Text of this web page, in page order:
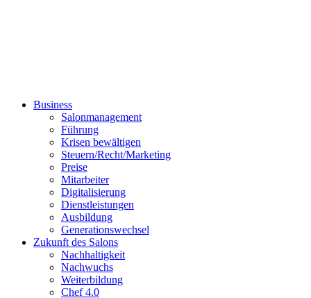
Business
Salonmanagement
Führung
Krisen bewältigen
Steuern/Recht/Marketing
Preise
Mitarbeiter
Digitalisierung
Dienstleistungen
Ausbildung
Generationswechsel
Zukunft des Salons
Nachhaltigkeit
Nachwuchs
Weiterbildung
Chef 4.0